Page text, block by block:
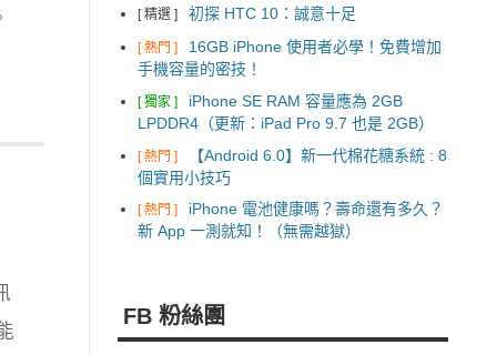
[ 精選 ] 初探 HTC 10：誠意十足
[ 熱門 ]
16GB iPhone 使用者必學！免費增加
手機容量的密技！
[ 獨家 ]
iPhone SE RAM 容量應為 2GB
LPDDR4（更新：iPad Pro 9.7 也是 2GB）
[ 熱門 ]
【Android 6.0】新一代棉花糖系統 : 8
個實用小技巧
[ 熱門 ]
iPhone 電池健康嗎？壽命還有多久？
新 App 一測就知！（無需越獄）
FB 粉絲團